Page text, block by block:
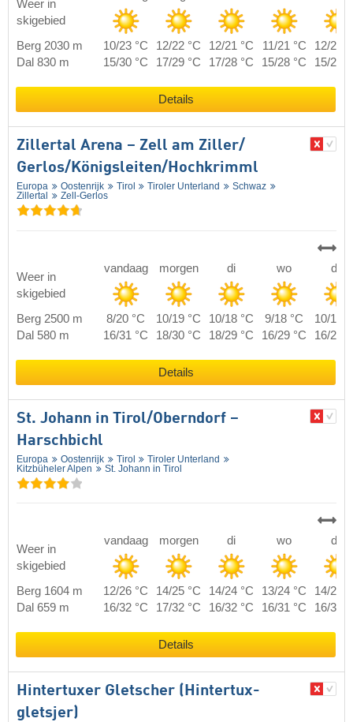
Weer in
skigebied
Berg 2030 m 10/23 °C 12/22 °C 12/21 °C 11/21 °C
12/21
Dal 830 m
15/30 °C 17/29 °C 17/28 °C 15/28 °C 15/28
Details
Zillertal Arena – Zell am Ziller/​
Gerlos/​Königsleiten/​Hochkrimml
Europa Oostenrijk Tirol Tiroler Unterland
Schwaz
Zillertal
Zell-Gerlos
Weer in
skigebied
vandaag morgen di wo do
Berg 2500 m 8/20 °C 10/19 °C 10/18 °C 9/18 °C
10/18
Dal 580 m
16/31 °C 18/30 °C 18/29 °C 16/29 °C 16/29
Details
St. Johann in Tirol/​Oberndorf –
Harschbichl
Europa Oostenrijk Tirol
Tiroler Unterland
Kitzbüheler Alpen
St. Johann in Tirol
Weer in
skigebied
vandaag morgen di wo do
Berg 1604 m 12/26 °C 14/25 °C 14/24 °C 13/24 °C
14/24
Dal 659 m
16/32 °C 17/32 °C 16/32 °C 16/31 °C 16/32
Details
Hintertuxer Gletscher (Hintertux-
gletsjer)